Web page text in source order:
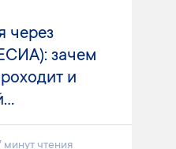
через
зачем
и
минут чтения